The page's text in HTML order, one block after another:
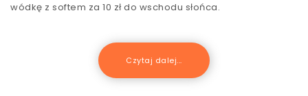
wódkę z softem za 10 zł do wschodu słońca.
Czytaj dalej...